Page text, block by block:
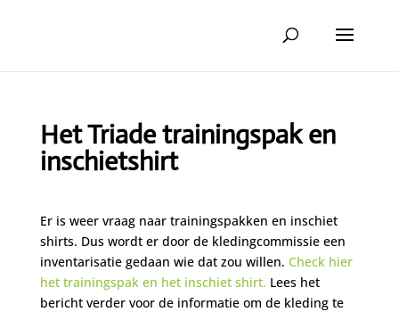
Het Triade trainingspak en
inschietshirt
Er is weer vraag naar trainingspakken en inschiet
shirts. Dus wordt er door de kledingcommissie een
inventarisatie gedaan wie dat zou willen. Check hier
het trainingspak en het inschiet shirt. Lees het
bericht verder voor de informatie om de kleding te